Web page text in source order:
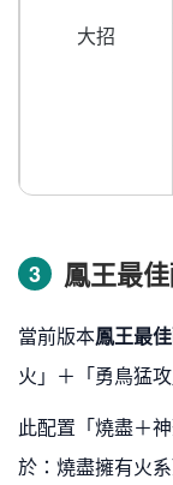
大招
3 鳳王最
當前版本鳳王最
火」＋「勇鳥猛
此配置「燒盡＋
於：燒盡擁有火